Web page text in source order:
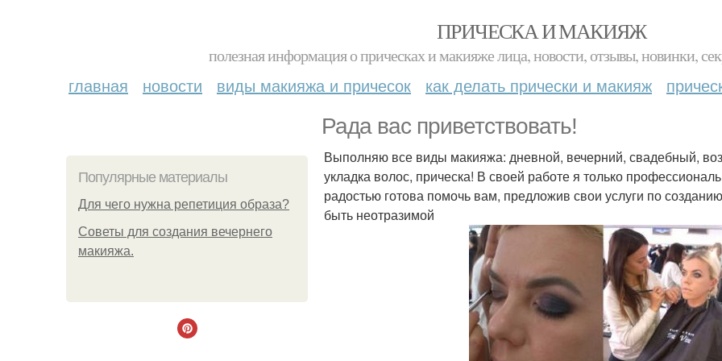
ПРИЧЕСКА И МАКИЯЖ
полезная информация о прическах и макияже лица, новости, отзывы, новинки,
главная новости виды макияжа и причесок как делать прически и макияж
Рада вас приветствовать!
Популярные материалы
Для чего нужна репетиция образа?
Советы для создания вечернего
макияжа.
Выполняю все виды макияжа: дневной, вечерний, свадебный,
укладка волос, прическа! В своей работе я только
радостью готова помочь вам, предложив свои услуги по
быть неотразимой